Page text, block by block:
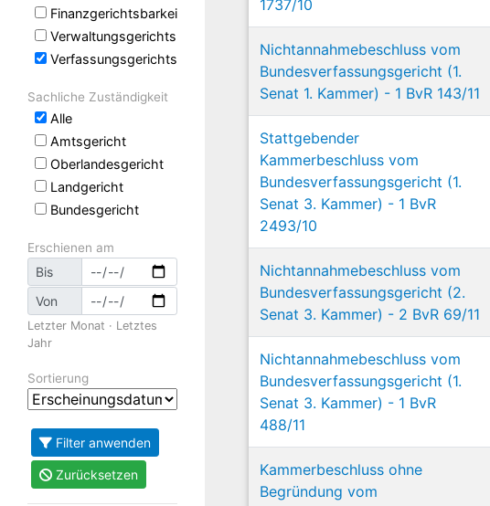
Finanzgerichtsbarkeit
Verwaltungsgerichtsbarkeit
Verfassungsgerichtsbarkeit
Sachliche Zuständigkeit
Alle
Amtsgericht
Oberlandesgericht
Landgericht
Bundesgericht
Erschienen am
Bis
Von
Letzter Monat · Letztes
Jahr
Sortierung
Filter anwenden
Zurücksetzen
1737/10
Nichtannahmebeschluss vom
Bundesverfassungsgericht (1.
Senat 1. Kammer) - 1 BvR 143/11
Stattgebender
Kammerbeschluss vom
Bundesverfassungsgericht (1.
Senat 3. Kammer) - 1 BvR
2493/10
Nichtannahmebeschluss vom
Bundesverfassungsgericht (2.
Senat 3. Kammer) - 2 BvR 69/11
Nichtannahmebeschluss vom
Bundesverfassungsgericht (1.
Senat 3. Kammer) - 1 BvR
488/11
Kammerbeschluss ohne
Begründung vom